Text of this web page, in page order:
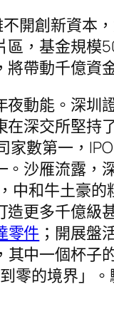
開創新資本
區，基金規
帶動千億資
動能。深圳
深交所堅持
家數第一，
沙雁流露
中和牛土豪的
更多千億
零件 ；開展盤
其中一個杯子
零的境界」